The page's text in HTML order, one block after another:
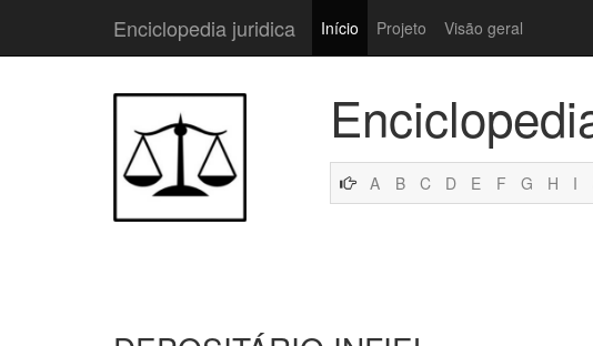
Enciclopedia juridica Início Projeto Visão geral
A B C D E F G H I